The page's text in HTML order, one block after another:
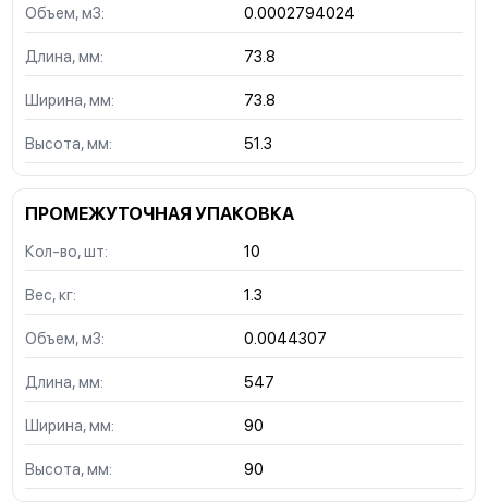
Объем, м3: 0.0002794024
Длина, мм: 73.8
Ширина, мм: 73.8
Высота, мм: 51.3
ПРОМЕЖУТОЧНАЯ УПАКОВКА
Кол-во, шт: 10
Вес, кг: 1.3
Объем, м3: 0.0044307
Длина, мм: 547
Ширина, мм: 90
Высота, мм: 90